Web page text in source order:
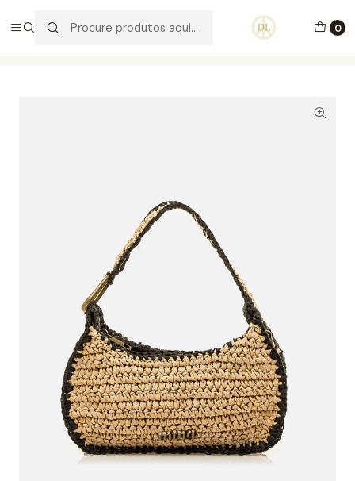
0
PORTES GRÁTIS ACIMA DE 70€ PORTUGAL CONTINENTAL